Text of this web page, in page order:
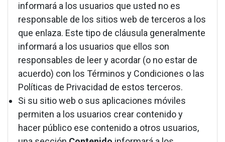
informará a los usuarios que usted no es
responsable de los sitios web de terceros a los
que enlaza. Este tipo de cláusula generalmente
informará a los usuarios que ellos son
responsables de leer y acordar (o no estar de
acuerdo) con los Términos y Condiciones o las
Políticas de Privacidad de estos terceros.
Si su sitio web o sus aplicaciones móviles
permiten a los usuarios crear contenido y
hacer público ese contenido a otros usuarios,